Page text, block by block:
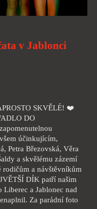
v Jablonci
SKVĚLÉ! ❤️
DO
účinkujícím,
Petra Březovská, Věra
a skvělému zázemí
rodičům a návštěvníkům
DÍK patří našim
a Jablonec nad
Za parádní foto